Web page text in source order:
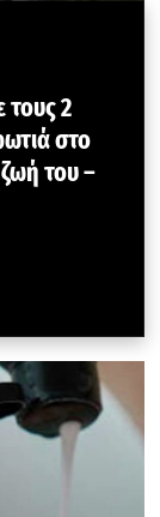
τους 2
στο
του –